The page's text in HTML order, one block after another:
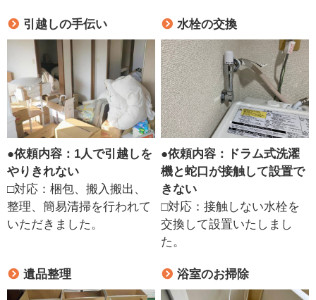
引越しの手伝い
●依頼内容：1人で引越しを
やりきれない
□対応：梱包、搬入搬出、
整理、簡易清掃を行われて
いただきました。
水栓の交換
●依頼内容：ドラム式洗濯
機と蛇口が接触して設置で
きない
□対応：接触しない水栓を
交換して設置いたしまし
た。
遺品整理 浴室のお掃除